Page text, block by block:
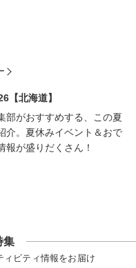
【北海道】
部がおすすめする、この夏
介。夏休みイベント＆おで
報が盛りだくさん！
集
ィビティ情報をお届け